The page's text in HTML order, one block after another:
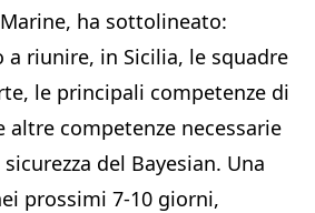
ha sottolineato:
a riunire, in Sicilia, le squadre
le principali competenze di
altre competenze necessarie
del Bayesian. Una
prossimi 7-10 giorni,